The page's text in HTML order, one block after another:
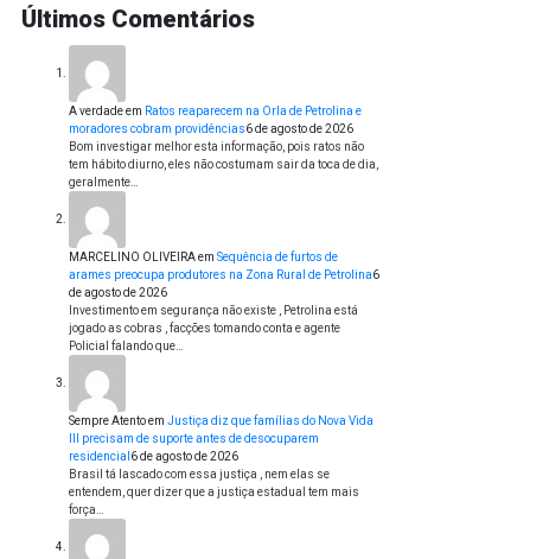
Últimos Comentários
A verdadeem Ratos reaparecem na Orla de Petrolina e
moradores cobram providências6 de agosto de 2026
Bom investigar melhor esta informação, pois ratos não
tem hábito diurno, eles não costumam sair da toca de dia,
geralmente…
MARCELINO OLIVEIRAem Sequência de furtos de
arames preocupa produtores na Zona Rural de Petrolina6
de agosto de 2026
Investimento em segurança não existe , Petrolina está
jogado as cobras , facções tomando conta e agente
Policial falando que…
Sempre Atentoem Justiça diz que famílias do Nova Vida
III precisam de suporte antes de desocuparem
residencial 6 de agosto de 2026
Brasil tá lascado com essa justiça , nem elas se
entendem, quer dizer que a justiça estadual tem mais
força…